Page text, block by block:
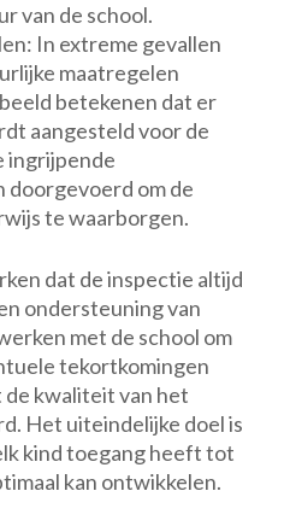
van de school.
In extreme gevallen
maatregelen
betekenen dat er
aangesteld voor de
ingrijpende
om de
te waarborgen.
dat de inspectie altijd
ondersteuning van
met de school om
tekortkomingen
kwaliteit van het
Het uiteindelijke doel is
kind toegang heeft tot
kan ontwikkelen.